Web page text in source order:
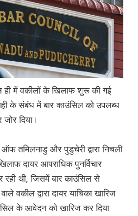
ही में वकीलों के खिलाफ शुरू की गई
के संबंध में बार काउंसिल को उपलब्ध
जोर दिया।
तमिलनाडु और पुडुचेरी द्वारा निचली
दायर आपराधिक पुनर्विचार
रही थी, जिसमें बार काउंसिल से
वकील द्वारा दायर याचिका खारिज
के आवेदन को खारिज कर दिया